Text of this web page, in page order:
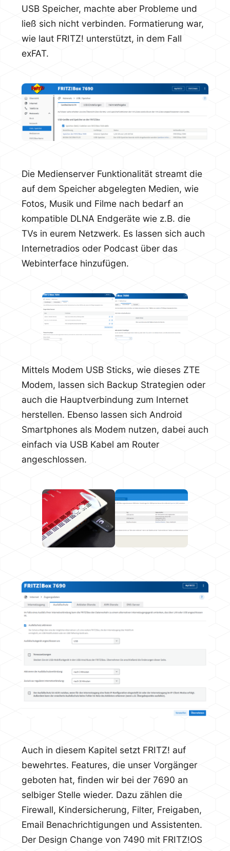
USB Speicher, machte aber Probleme und
ließ sich nicht verbinden. Formatierung war,
wie laut FRITZ! unterstützt, in dem Fall
exFAT.
Die Medienserver Funktionalität streamt die
auf dem Speicher abgelegten Medien, wie
Fotos, Musik und Filme nach bedarf an
kompatible DLNA Endgeräte wie z.B. die
TVs in eurem Netzwerk. Es lassen sich auch
Internetradios oder Podcast über das
Webinterface hinzufügen.
Mittels Modem USB Sticks, wie dieses ZTE
Modem, lassen sich Backup Strategien oder
auch die Hauptverbindung zum Internet
herstellen. Ebenso lassen sich Android
Smartphones als Modem nutzen, dabei auch
einfach via USB Kabel am Router
angeschlossen.
Auch in diesem Kapitel setzt FRITZ! auf
bewehrtes. Features, die unser Vorgänger
geboten hat, finden wir bei der 7690 an
selbiger Stelle wieder. Dazu zählen die
Firewall, Kindersicherung, Filter, Freigaben,
Email Benachrichtigungen und Assistenten.
Der Design Change von 7490 mit FRITZ!OS